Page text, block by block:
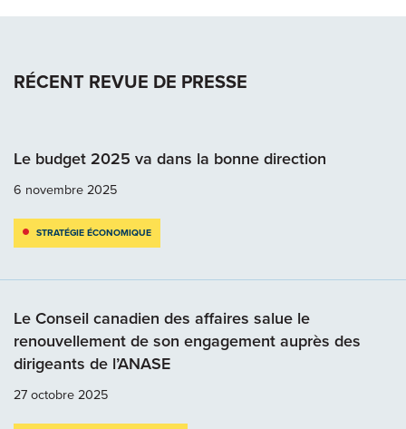
RÉCENT REVUE DE PRESSE
Le budget 2025 va dans la bonne direction
6 novembre 2025
STRATÉGIE ÉCONOMIQUE
Le Conseil canadien des affaires salue le
renouvellement de son engagement auprès des
dirigeants de l’ANASE
27 octobre 2025